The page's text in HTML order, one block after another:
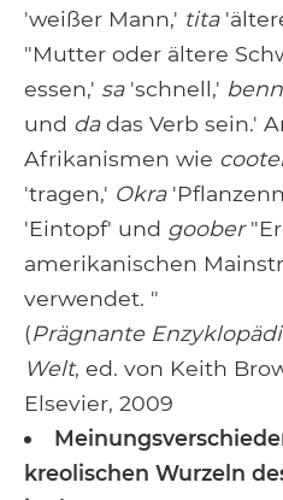
'weißer Mann,' tita
"Mutter oder ältere
essen,' sa'schnell,'
und dadas Verb sein.'
Afrikanismen wie
'tragen,' Okra
'Eintopf' und goober
amerikanischen
verwendet. "
(Prägnante
Welt, ed. von Keith
Elsevier, 2009
kreolischen Wurzeln